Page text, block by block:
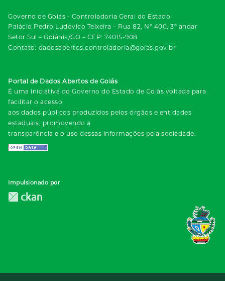
Governo de Goiás - Controladoria Geral do Estado
Palácio Pedro Ludovico Teixeira – Rua 82, Nº 400, 3º andar
Setor Sul – Goiânia/GO – CEP: 74015-908
Contato: dadosabertos.controladoria@goias.gov.br
Portal de Dados Abertos de Goiás
É uma iniciativa do Governo do Estado de Goiás voltada para
facilitar o acesso
aos dados públicos produzidos pelos órgãos e entidades
estaduais, promovendo a
transparência e o uso dessas informações pela sociedade.
Impulsionado por